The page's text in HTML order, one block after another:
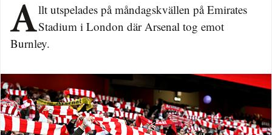
Allt utspelades på måndagskvällen på EmiratesStadium i London där Arsenal tog emot
Burnley.